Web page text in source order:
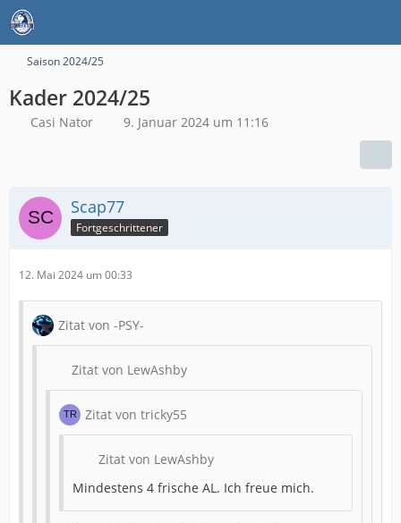
Saison 2024/25
Kader 2024/25
Casi Nator 9. Januar 2024 um 11:16
Scap77
Fortgeschrittener
12. Mai 2024 um 00:33
Zitat von -PSY-
Zitat von LewAshby
Zitat von tricky55
Zitat von LewAshby
Mindestens 4 frische AL. Ich freue mich.